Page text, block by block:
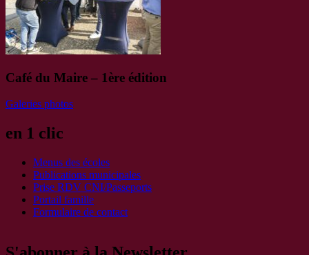
Café du Maire – 1ère édition
Galeries photos
en 1 clic
Menus des écoles
Publications municipales
Prise RDV CNI/Passeports
Portail famille
Formulaire de contact